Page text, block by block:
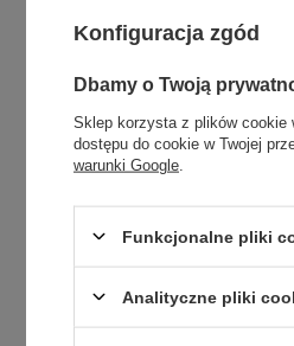
Konfiguracja zgód
Dbamy o Twoją
Sklep korzysta z plików cookie
dostępu do cookie w Twojej
warunki Google
Funkcjonalne pliki
Analityczne pliki